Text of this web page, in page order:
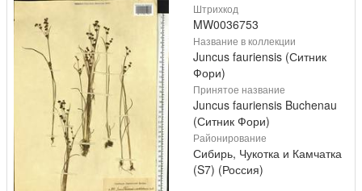
Штрихкод
MW0036753
Название в коллекции
Juncus fauriensis (Ситник
Фори)
Принятое название
Juncus fauriensis Buchenau
(Ситник Фори)
Районирование
Сибирь, Чукотка и Камчатка
(S7) (Россия)